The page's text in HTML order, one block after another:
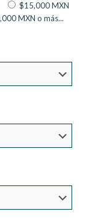
$15,000 MXN
MXN o más...